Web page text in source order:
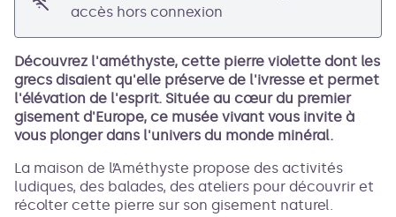
accès hors connexion
Découvrez l'améthyste, cette pierre violette dont les
grecs disaient qu'elle préserve de l'ivresse et permet
l'élévation de l'esprit. Située au cœur du premier
gisement d'Europe, ce musée vivant vous invite à
vous plonger dans l'univers du monde minéral.
La maison de l’Améthyste propose des activités
ludiques, des balades, des ateliers pour découvrir et
récolter cette pierre sur son gisement naturel.